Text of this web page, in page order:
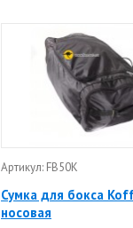
Артикул: FB50K
Сумка для бокса
носовая